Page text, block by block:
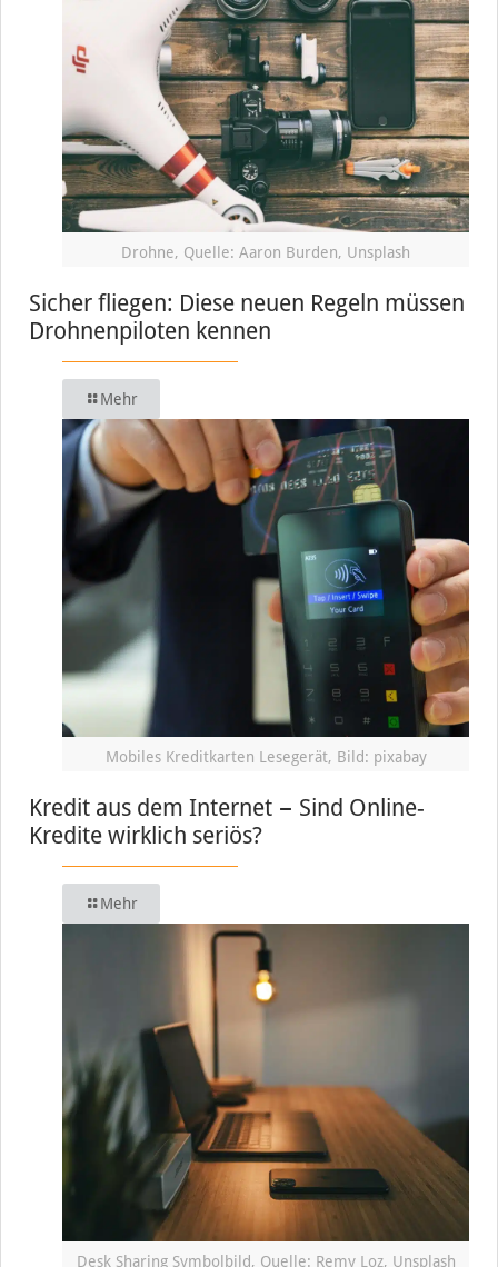
Drohne, Quelle: Aaron Burden, Unsplash
Sicher fliegen: Diese neuen Regeln müssen
Drohnenpiloten kennen
Mehr
Mobiles Kreditkarten Lesegerät, Bild: pixabay
Kredit aus dem Internet − Sind Online-
Kredite wirklich seriös?
Mehr
Desk Sharing Symbolbild, Quelle: Remy Loz, Unsplash